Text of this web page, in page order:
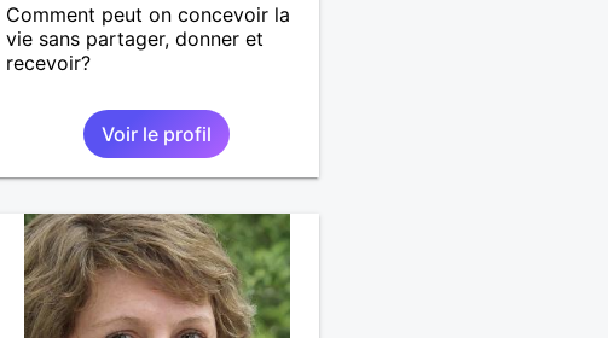
Comment peut on concevoir la
vie sans partager, donner et
recevoir?
Voir le profil